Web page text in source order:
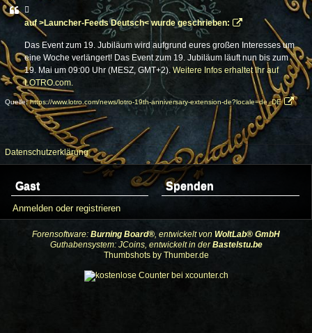
auf >Launcher-Feeds Deutsch< wurde geschrieben:
Das Event zum 19. Jubiläum wird aufgrund eures großen Interesses um
eine Woche verlängert! Das Event zum 19. Jubiläum läuft nun bis zum
19. Mai um 09:00 Uhr (MESZ, GMT+2). Weitere Infos erhaltet Ihr auf
LOTRO.com.
Quelle:https://www.lotro.com/news/lotro-19th-anniversary-extension-de?locale=de_DE
Datenschutzerklärung
Gast
Anmelden oder registrieren
Spenden
Forensoftware: Burning Board®, entwickelt von WoltLab® GmbH
Guthabensystem: JCoins, entwickelt in derBastelstu.be
Thumbshots by Thumber.de